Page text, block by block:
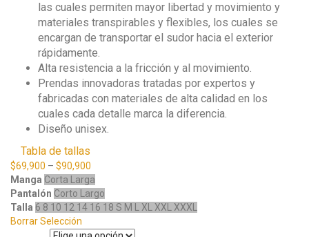
las cuales permiten mayor libertad y movimiento y
materiales transpirables y flexibles, los cuales se
encargan de transportar el sudor hacia el exterior
rápidamente.
Alta resistencia a la fricción y al movimiento.
Prendas innovadoras tratadas por expertos y
fabricadas con materiales de alta calidad en los
cuales cada detalle marca la diferencia.
Diseño unisex.
Tabla de tallas
$69,900 – $90,900
Manga Corta Larga
Pantalón Corto Largo
Talla 6 8 10 12 14 16 18 S M L XL XXL XXXL
Borrar Selección